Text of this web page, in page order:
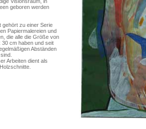
geboren werden
gehört zu einer Serie
Papiermalereien und
die alle die Größe von
30 cm haben und seit
Abständen
Arbeiten dient als